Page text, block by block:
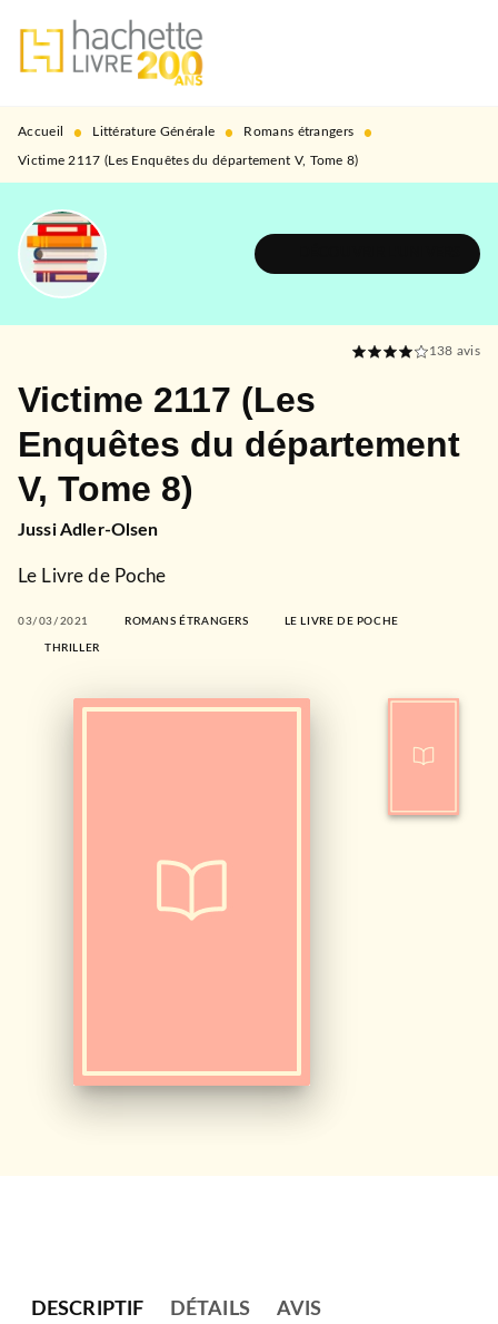
MENU RECHERCHE
PIED DE PAGE
Accueil • Littérature Générale • Romans étrangers •
Victime 2117 (Les Enquêtes du département V, Tome 8)
138 avis
Victime 2117 (Les
Enquêtes du département
V, Tome 8)
Jussi Adler-Olsen
Le Livre de Poche
03/03/2021 ROMANS ÉTRANGERS LE LIVRE DE POCHE
THRILLER
DESCRIPTIF DÉTAILS AVIS